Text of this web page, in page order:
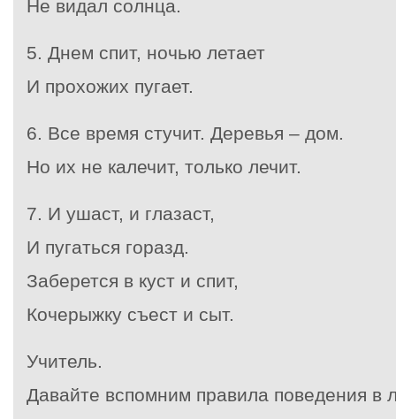
Не видал солнца.
5. Днем спит, ночью летает
И прохожих пугает.
6. Все время стучит. Деревья – дом.
Но их не калечит, только лечит.
7. И ушаст, и глазаст,
И пугаться горазд.
Заберется в куст и спит,
Кочерыжку съест и сыт.
Учитель.
Давайте вспомним правила поведения в